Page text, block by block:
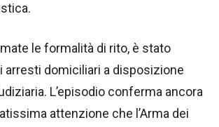
le formalità di rito, è stato
arresti domiciliari a disposizione
L’episodio conferma ancora
attenzione che l’Arma dei